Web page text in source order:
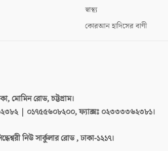
স্বাস্থ্য
কোরআন হাদিসের বাণী
মোমিন রোড, চট্টগ্রাম।
| ০১৭৫৫৬০৮২০০, ফ্যাক্সঃ ০২৩৩৩৩৬২৩৮১।
নিউ সার্কুলার রোড , ঢাকা-১২১৭।